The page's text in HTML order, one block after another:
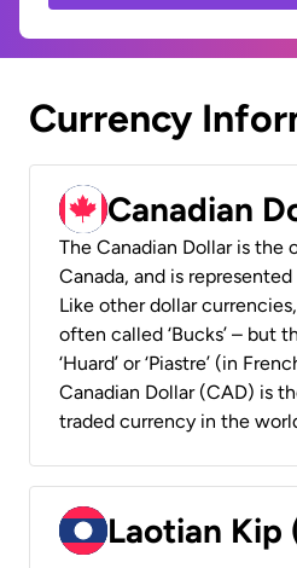
Currency
Canadian
The Canadian Dollar is
Canada, and is represented
Like other dollar
often called ‘Bucks’ – but
‘Huard’ or ‘Piastre’ (in
Canadian Dollar (CAD) is
traded currency in the
Laotian Kip